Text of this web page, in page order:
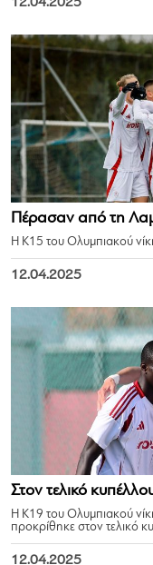
Πέρασαν από τη
Η Κ15 του Ολυμπιακού
12.04.2025
Στον τελικό
Η Κ19 του Ολυμπιακού
προκρίθηκε στον τελικό
12.04.2025